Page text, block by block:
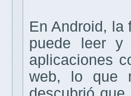
En Android,
puede leer y
aplicaciones
web, lo que